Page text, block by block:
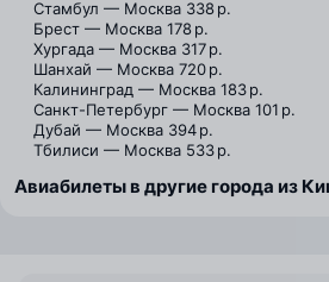
Стамбул — Москва 338 р.
Брест — Москва 178 р.
Хургада — Москва 317 р.
Шанхай — Москва 720 р.
Калининград — Москва 183 р.
Санкт-Петербург — Москва 101 р.
Дубай — Москва 394 р.
Тбилиси — Москва 533 р.
Авиабилеты в другие города из